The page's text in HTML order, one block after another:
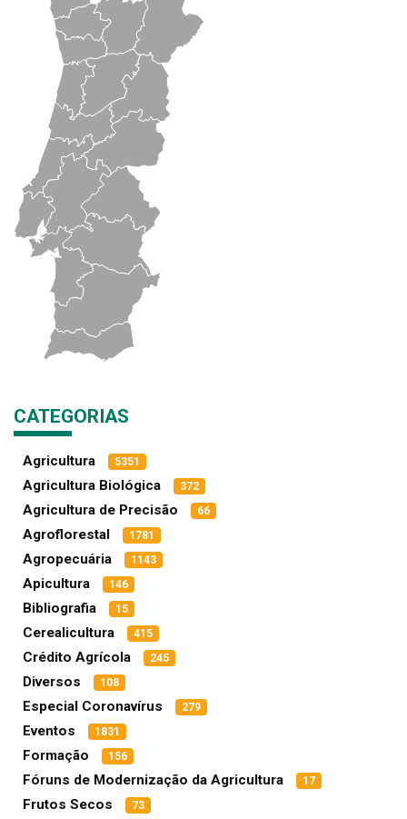
CATEGORIAS
Agricultura 5351
Agricultura Biológica 372
Agricultura de Precisão 66
Agroflorestal 1781
Agropecuária 1143
Apicultura 146
Bibliografia 15
Cerealicultura 415
Crédito Agrícola 245
Diversos 108
Especial Coronavírus 279
Eventos 1831
Formação 156
Fóruns de Modernização da Agricultura 17
Frutos Secos 73